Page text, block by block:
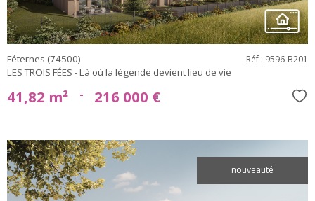
Féternes (74500)
LES TROIS FÉES - Là où la légende devient lieu de vie
Réf : 9596-B201
41,82 m² - 216 000 €
nouveauté